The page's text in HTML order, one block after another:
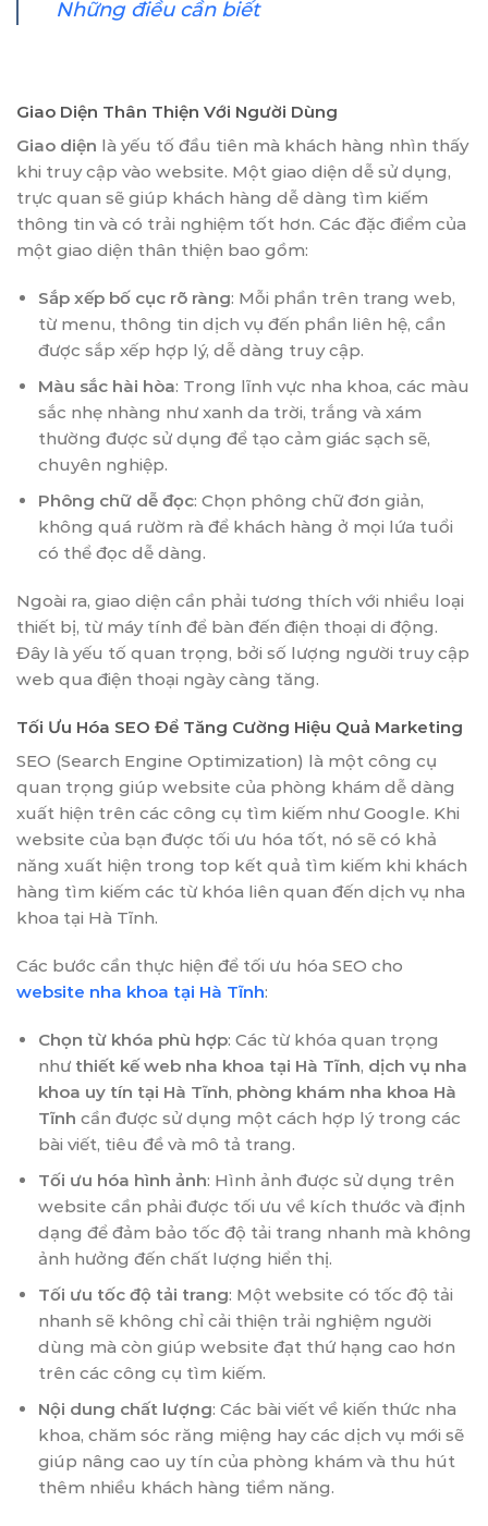
Những điều cần biết
Giao Diện Thân Thiện Với Người Dùng
Giao diện là yếu tố đầu tiên mà khách hàng nhìn thấy
khi truy cập vào website. Một giao diện dễ sử dụng,
trực quan sẽ giúp khách hàng dễ dàng tìm kiếm
thông tin và có trải nghiệm tốt hơn. Các đặc điểm của
một giao diện thân thiện bao gồm:
Sắp xếp bố cục rõ ràng: Mỗi phần trên trang web,
từ menu, thông tin dịch vụ đến phần liên hệ, cần
được sắp xếp hợp lý, dễ dàng truy cập.
Màu sắc hài hòa: Trong lĩnh vực nha khoa, các màu
sắc nhẹ nhàng như xanh da trời, trắng và xám
thường được sử dụng để tạo cảm giác sạch sẽ,
chuyên nghiệp.
Phông chữ dễ đọc: Chọn phông chữ đơn giản,
không quá rườm rà để khách hàng ở mọi lứa tuổi
có thể đọc dễ dàng.
Ngoài ra, giao diện cần phải tương thích với nhiều loại
thiết bị, từ máy tính để bàn đến điện thoại di động.
Đây là yếu tố quan trọng, bởi số lượng người truy cập
web qua điện thoại ngày càng tăng.
Tối Ưu Hóa SEO Để Tăng Cường Hiệu Quả Marketing
SEO (Search Engine Optimization) là một công cụ
quan trọng giúp website của phòng khám dễ dàng
xuất hiện trên các công cụ tìm kiếm như Google. Khi
website của bạn được tối ưu hóa tốt, nó sẽ có khả
năng xuất hiện trong top kết quả tìm kiếm khi khách
hàng tìm kiếm các từ khóa liên quan đến dịch vụ nha
khoa tại Hà Tĩnh.
Các bước cần thực hiện để tối ưu hóa SEO cho
website nha khoa tại Hà Tĩnh:
Chọn từ khóa phù hợp: Các từ khóa quan trọng
như thiết kế web nha khoa tại Hà Tĩnh, dịch vụ nha
khoa uy tín tại Hà Tĩnh, phòng khám nha khoa Hà
Tĩnh cần được sử dụng một cách hợp lý trong các
bài viết, tiêu đề và mô tả trang.
Tối ưu hóa hình ảnh: Hình ảnh được sử dụng trên
website cần phải được tối ưu về kích thước và định
dạng để đảm bảo tốc độ tải trang nhanh mà không
ảnh hưởng đến chất lượng hiển thị.
Tối ưu tốc độ tải trang: Một website có tốc độ tải
nhanh sẽ không chỉ cải thiện trải nghiệm người
dùng mà còn giúp website đạt thứ hạng cao hơn
trên các công cụ tìm kiếm.
Nội dung chất lượng: Các bài viết về kiến thức nha
khoa, chăm sóc răng miệng hay các dịch vụ mới sẽ
giúp nâng cao uy tín của phòng khám và thu hút
thêm nhiều khách hàng tiềm năng.